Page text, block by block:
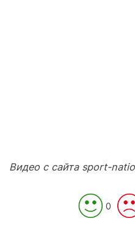
Видео с сайта sport-
0